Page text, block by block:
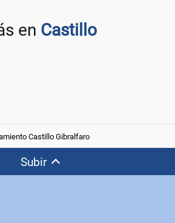
en Castillo
Castillo Gibralfaro
Subir